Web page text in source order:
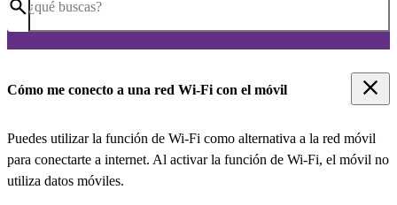
¿qué buscas?
Cómo me conecto a una red Wi-Fi con el móvil
Puedes utilizar la función de Wi-Fi como alternativa a la red móvil
para conectarte a internet. Al activar la función de Wi-Fi, el móvil no
utiliza datos móviles.